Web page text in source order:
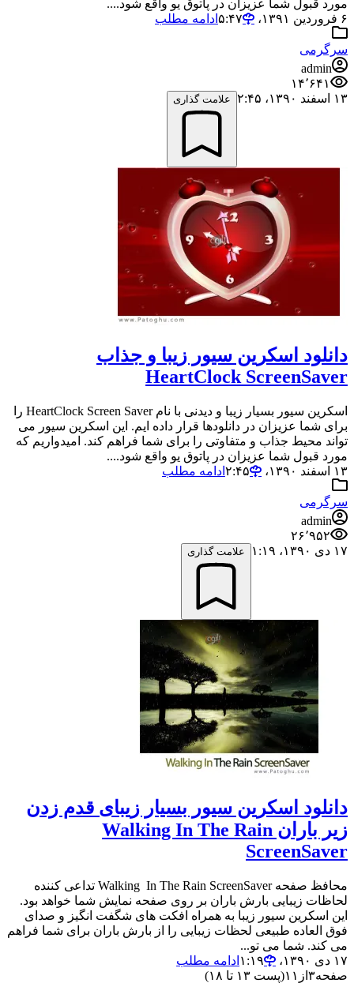
مورد قبول شما عزیزان در پاتوق یو واقع شود....
۶ فروردین ۱۳۹۱،‏ ۵:۴۷
ادامه مطلب
سرگرمی
admin
۱۴٬۶۴۱
۱۳ اسفند ۱۳۹۰،‏ ۲:۴۵
علامت گذاری
دانلود اسکرین سیور زیبا و جذاب
HeartClock ScreenSaver
اسکرین سیور بسیار زیبا و دیدنی با نام HeartClock Screen Saver را
برای شما عزیزان در دانلودها قرار داده ایم. این اسکرین سیور می
تواند محیط جذاب و متفاوتی را برای شما فراهم کند. امیدواریم که
مورد قبول شما عزیزان در پاتوق یو واقع شود....
۱۳ اسفند ۱۳۹۰،‏ ۲:۴۵
ادامه مطلب
سرگرمی
admin
۲۶٬۹۵۲
۱۷ دی ۱۳۹۰،‏ ۱:۱۹
علامت گذاری
دانلود اسکرین سیور بسیار زیبای قدم زدن
زیر باران Walking In The Rain
ScreenSaver
محافظ صفحه Walking In The Rain ScreenSaver تداعی کننده
لحاظات زیبایی بارش باران بر روی صفحه نمایش شما خواهد بود.
این اسکرین سیور زیبا به همراه افکت های شگفت انگیز و صدای
فوق العاده طبیعی لحظات زیبایی را از بارش باران برای شما فراهم
می کند. شما می تو...
۱۷ دی ۱۳۹۰،‏ ۱:۱۹
ادامه مطلب
صفحه۳ از ۱۱(پست ۱۳ تا ۱۸)